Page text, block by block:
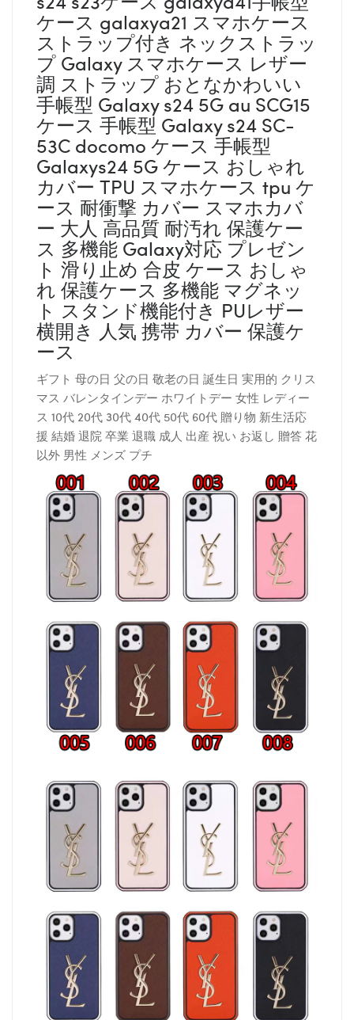
ケース galaxya21 スマホケース
ストラップ付き ネックストラッ
プ Galaxy スマホケース レザー
調 ストラップ おとなかわいい
手帳型 Galaxy s24 5G au SCG15
ケース 手帳型 Galaxy s24 SC-
53C docomo ケース 手帳型
Galaxys24 5G ケース おしゃれ
カバー TPU スマホケース tpu ケ
ース 耐衝撃 カバー スマホカバ
ー 大人 高品質 耐汚れ 保護ケー
ス 多機能 Galaxy対応 プレゼン
ト 滑り止め 合皮 ケース おしゃ
れ 保護ケース 多機能 マグネッ
ト スタンド機能付き PUレザー
横開き 人気 携帯 カバー 保護ケ
ース
ギフト 母の日 父の日 敬老の日 誕生日 実用的 クリス
マス バレンタインデー ホワイトデー 女性 レディー
ス 10代 20代 30代 40代 50代 60代 贈り物 新生活応
援 結婚 退院 卒業 退職 成人 出産 祝い お返し 贈答 花
以外 男性 メンズ プチ